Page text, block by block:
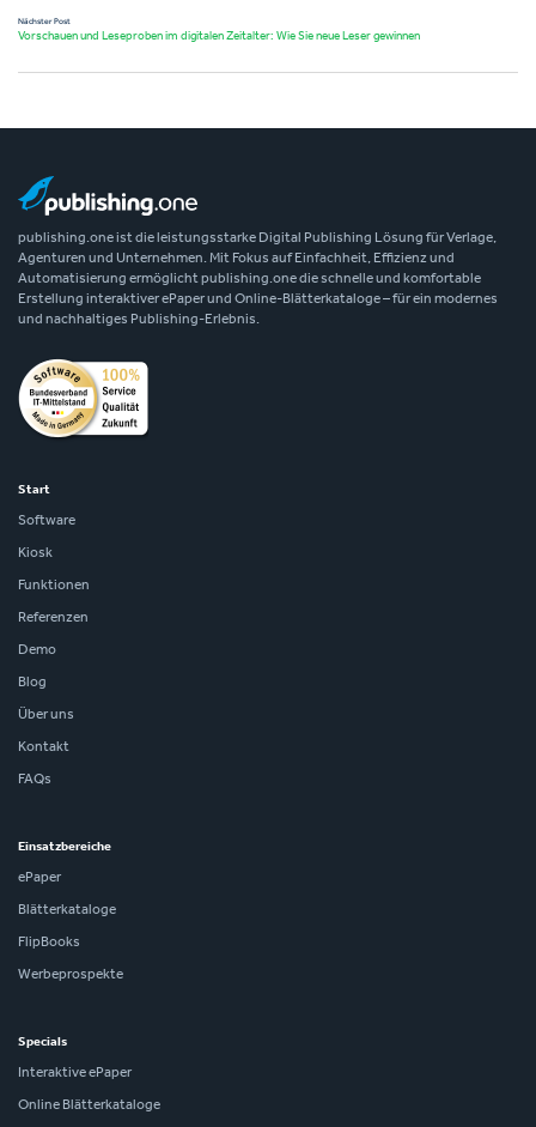
Nächster Post
Vorschauen und Leseproben im digitalen Zeitalter: Wie Sie neue Leser gewinnen
publishing.one ist die leistungsstarke Digital Publishing Lösung für Verlage,
Agenturen und Unternehmen. Mit Fokus auf Einfachheit, Effizienz und
Automatisierung ermöglicht publishing.one die schnelle und komfortable
Erstellung interaktiver ePaper und Online-Blätterkataloge – für ein modernes
und nachhaltiges Publishing-Erlebnis.
Start
Software
Kiosk
Funktionen
Referenzen
Demo
Blog
Über uns
Kontakt
FAQs
Einsatzbereiche
ePaper
Blätterkataloge
FlipBooks
Werbeprospekte
Specials
Interaktive ePaper
Online Blätterkataloge